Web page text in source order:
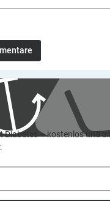
– kostenlos und